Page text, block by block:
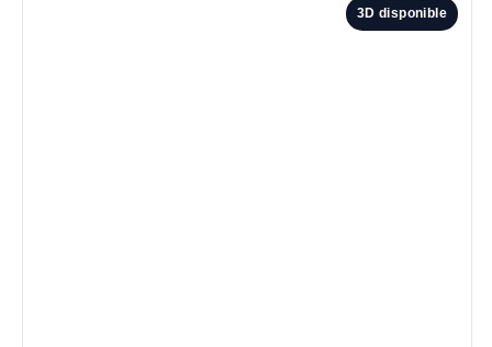
3D disponible